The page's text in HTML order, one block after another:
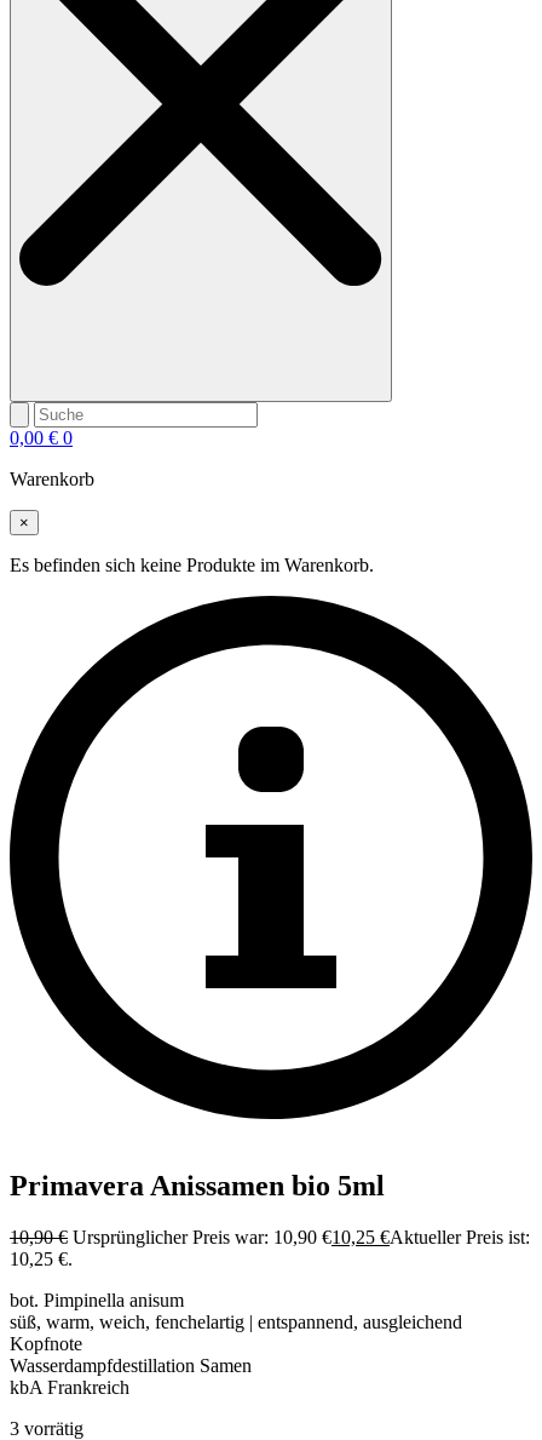
0,00 € 0
Warenkorb
×
Es befinden sich keine Produkte im Warenkorb.
Primavera Anissamen bio 5ml
10,90€ Ursprünglicher Preis war: 10,90 €10,25 €Aktueller Preis ist:
10,25 €.
bot. Pimpinella anisum
süß, warm, weich, fenchelartig | entspannend, ausgleichend
Kopfnote
Wasserdampfdestillation Samen
kbA Frankreich
3 vorrätig